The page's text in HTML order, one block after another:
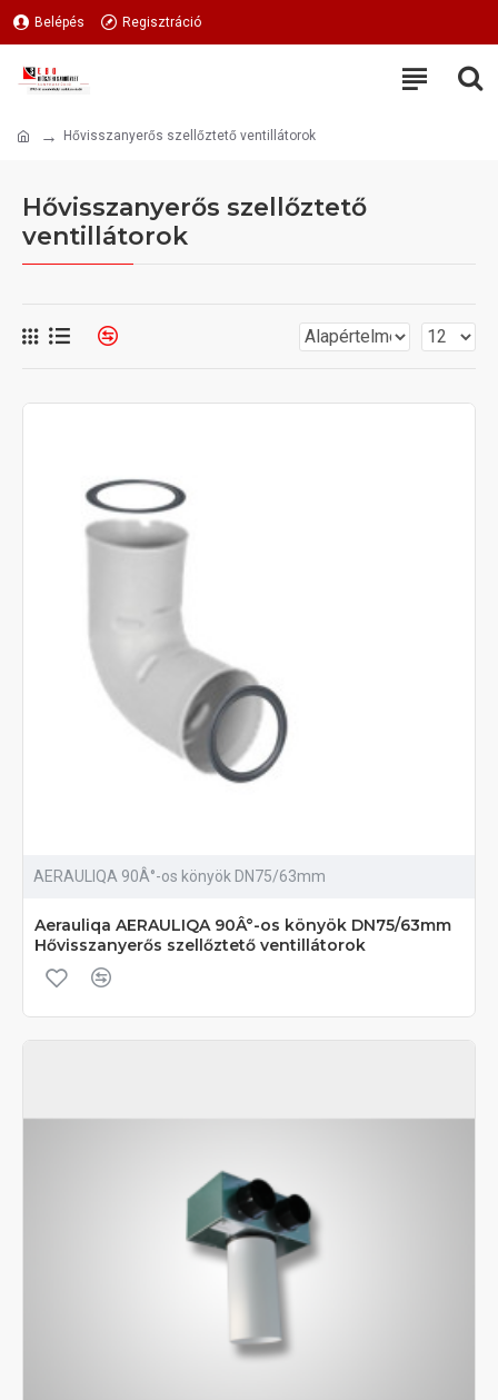
Belépés Regisztráció
Hővisszanyerős szellőztető ventillátorok
Hővisszanyerős szellőztető
ventillátorok
AERAULIQA 90Â°-os könyök DN75/63mm
Aerauliqa AERAULIQA 90Â°-os könyök DN75/63mm
Hővisszanyerős szellőztető ventillátorok